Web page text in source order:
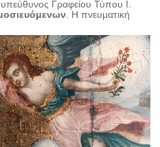
Γραφείου Τύπου Ι.
. Ηπνευματική